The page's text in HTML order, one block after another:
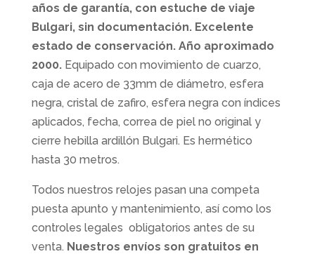
años de garantía, con estuche de viaje
Bulgari, sin documentación. Excelente
estado de conservación. Año aproximado
2000. Equipado con movimiento de cuarzo,
caja de acero de 33mm de diámetro, esfera
negra, cristal de zafiro, esfera negra con índices
aplicados, fecha, correa de piel no original y
cierre hebilla ardillón Bulgari. Es hermético
hasta 30 metros.
Todos nuestros relojes pasan una competa
puesta apunto y mantenimiento, así como los
controles legales obligatorios antes de su
venta. Nuestros envíos son gratuitos en